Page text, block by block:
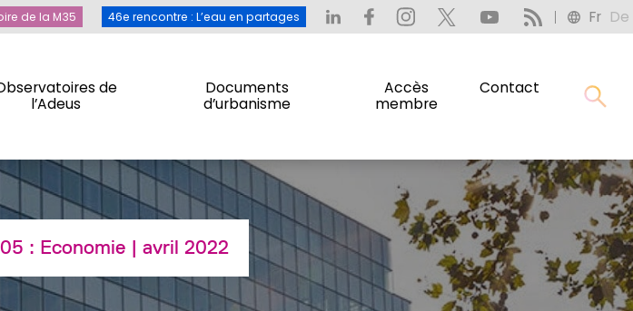
de
l’Adeus
Documents
d’urbanisme
Accès
membre
Contact
de la M35 46e rencontre : L’eau en partages Fr De
de la M35 46e rencontre : L’eau en partages Fr De
: Economie| avril 2022